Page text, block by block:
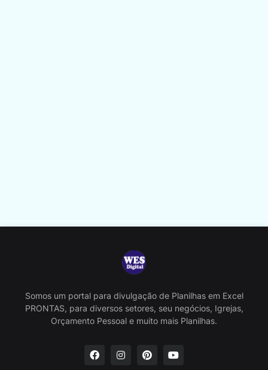
Somos um portal para divulgação de Planilhas em Excel
PRONTAS, para diversos setores, seu negócios, Igrejas,
Orçamento Pessoal e muito mais Planilhas.